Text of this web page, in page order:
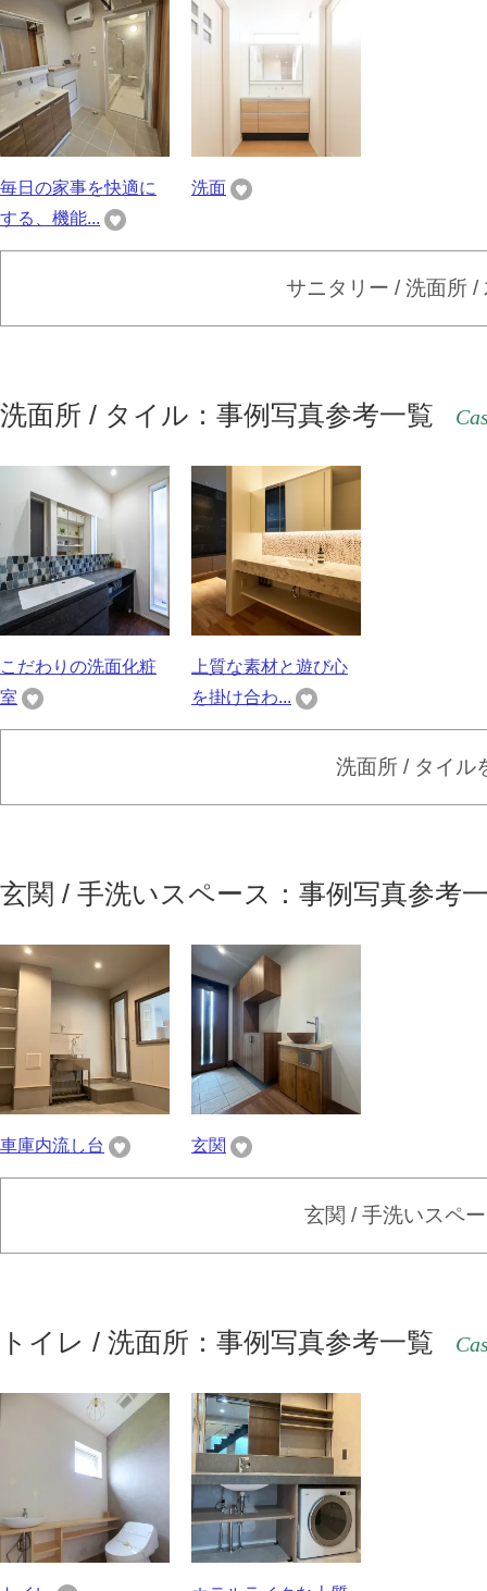
毎日の家事を快適に
する、機能...
洗面
サニタリー / 洗面所 /
洗面所 / タイル：事例写真参考一覧
こだわりの洗面化粧
室
上質な素材と遊び心
を掛け合わ...
洗面所 / タイル
玄関 / 手洗いスペース：事例写真参考
車庫内流し台 玄関
玄関 / 手洗いスペ
トイレ / 洗面所：事例写真参考一覧